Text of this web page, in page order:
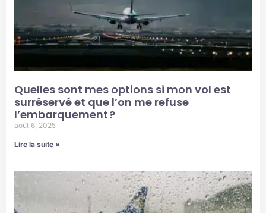
Quelles sont mes options si mon vol est
surréservé et que l’on me refuse
l’embarquement ?
août 6, 2025
Lire la suite »